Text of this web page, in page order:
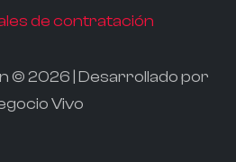
de contratación
© 2026 | Desarrollado por
Vivo